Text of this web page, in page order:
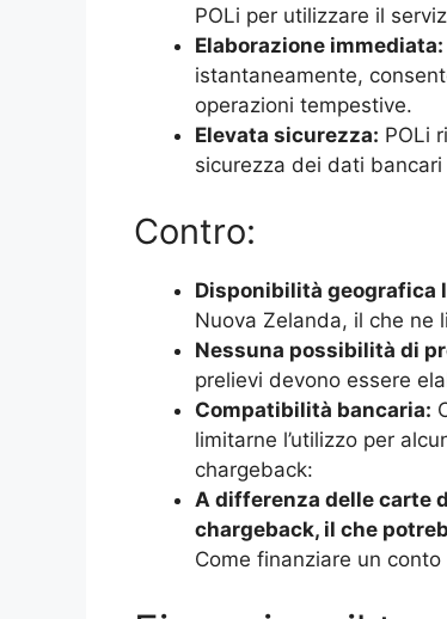
POLi per utilizzare il
Elaborazione immediata:
istantaneamente,
operazioni tempestive.
Elevata sicurezza: POLi
sicurezza dei dati
Contro:
Disponibilità geografica
Nuova Zelanda, il che ne
Nessuna possibilità di
prelievi devono essere
Compatibilità bancaria:
limitarne l’utilizzo per
chargeback:
A differenza delle carte
chargeback, il che
Come finanziare un